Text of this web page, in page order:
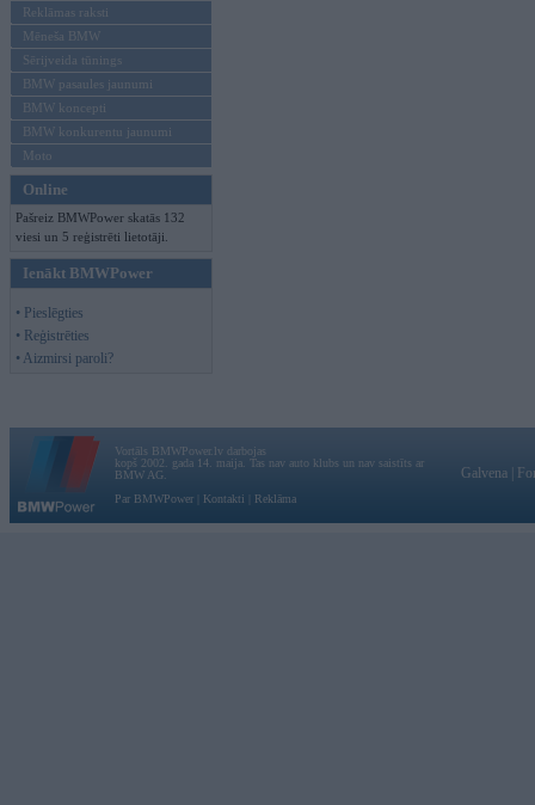
Reklāmas raksti
Mēneša BMW
Sērijveida tūnings
BMW pasaules jaunumi
BMW koncepti
BMW konkurentu jaunumi
Moto
Online
Pašreiz BMWPower skatās 132
viesi un 5 reģistrēti lietotāji.
Ienākt BMWPower
• Pieslēgties
• Reģistrēties
• Aizmirsi paroli?
Vortāls BMWPower.lv darbojas
kopš 2002. gada 14. maija. Tas nav auto klubs un nav saistīts ar
BMW AG.
Par BMWPower
Kontakti Reklāma
Galvena